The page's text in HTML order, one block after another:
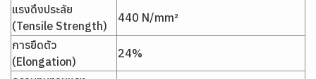
แรงดึงประลัย
(Tensile Strength)
440 N/mm²
การยืดตัว
(Elongation)
24%